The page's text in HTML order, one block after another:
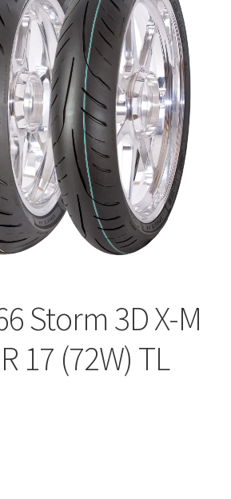
le
menu
enfant
Storm 3D X-M
17 (72W) TL